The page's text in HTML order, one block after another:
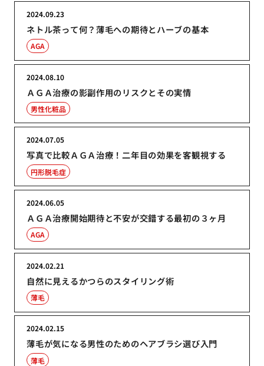
ネトル茶って何？薄毛への期待とハーブの基本
2024.09.23
AGA
ＡＧＡ治療の影副作用のリスクとその実情
2024.08.10
男性化粧品
写真で比較ＡＧＡ治療！二年目の効果を客観視する
2024.07.05
円形脱毛症
ＡＧＡ治療開始期待と不安が交錯する最初の３ヶ月
2024.06.05
AGA
自然に見えるかつらのスタイリング術
2024.02.21
薄毛
薄毛が気になる男性のためのヘアブラシ選び入門
2024.02.15
薄毛